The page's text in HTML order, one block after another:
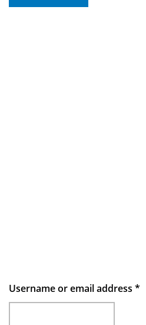
Username or email address *